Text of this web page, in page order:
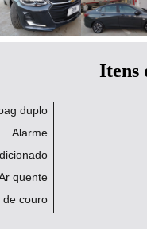
Itens
duplo
Alarme
quente
de couro